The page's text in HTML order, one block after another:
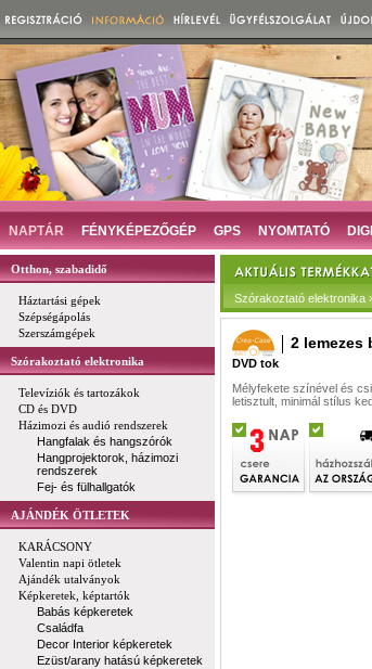
NAPTÁR FÉNYKÉPEZŐGÉP GPS NYOMTATÓ
Otthon, szabadidő
Háztartási gépek
Szépségápolás
Szerszámgépek
Szórakoztató elektronika
Televíziók és tartozákok
CD és DVD
Házimozi és audió rendszerek
Hangfalak és hangszórók
Hangprojektorok, házimozi
rendszerek
Fej- és fülhallgatók
AJÁNDÉK ÖTLETEK
KARÁCSONY
Valentin napi ötletek
Ajándék utalványok
Képkeretek, képtartók
Babás képkeretek
Családfa
Decor Interior képkeretek
Ezüst/arany hatású képkeretek
Szórakoztató elektronika
2 lemezes
DVD tok
Mélyfekete színével és
letisztult, minimál stílus